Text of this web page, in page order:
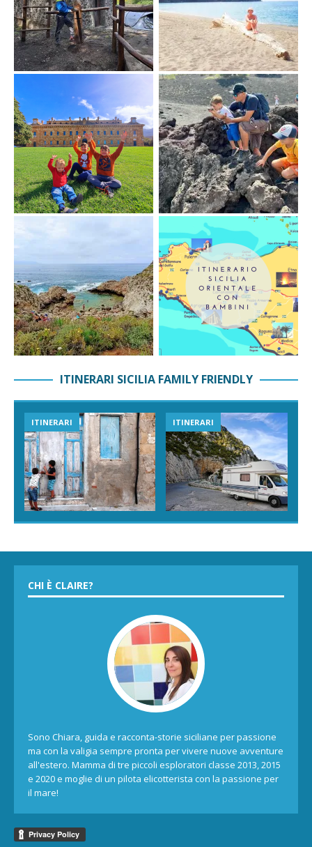
ITINERARI SICILIA FAMILY FRIENDLY
ITINERARI ITINERARI
CHI È CLAIRE?
Sono Chiara, guida e racconta-storie siciliane per passione
ma con la valigia sempre pronta per vivere nuove avventure
all'estero. Mamma di tre piccoli esploratori classe 2013, 2015
e 2020 e moglie di un pilota elicotterista con la passione per
il mare!